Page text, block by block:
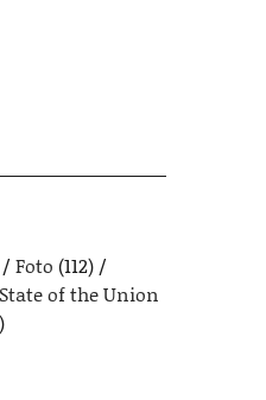
Foto (112)
State of the Union